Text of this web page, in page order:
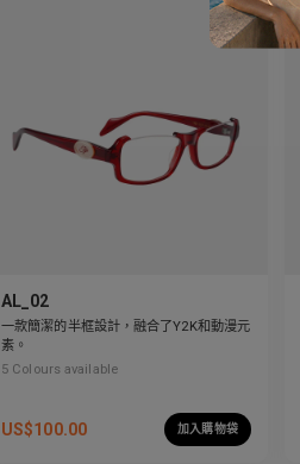
AL_02
一款簡潔的半框設計，融合了Y2K和動漫元
素。
5 Colours available
US$100.00 加入購物袋